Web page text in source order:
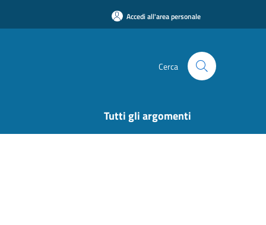
Accedi all'area personale
Cerca
Tutti gli argomenti